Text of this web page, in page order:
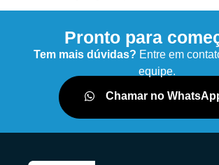
Pronto para
Tem mais dúvidas? Entre em
equipe.
Chamar no